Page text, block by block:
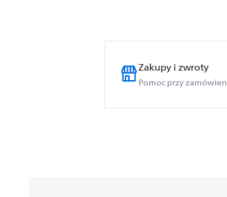
Zakupy i zwroty
Pomoc przy